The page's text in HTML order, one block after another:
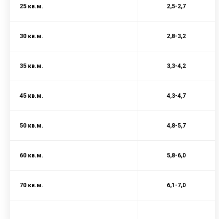
25 кв.м. 2,5-2,7
30 кв.м. 2,8-3,2
35 кв.м. 3,3-4,2
45 кв.м. 4,3-4,7
50 кв.м. 4,8-5,7
60 кв.м. 5,8-6,0
70 кв.м. 6,1-7,0